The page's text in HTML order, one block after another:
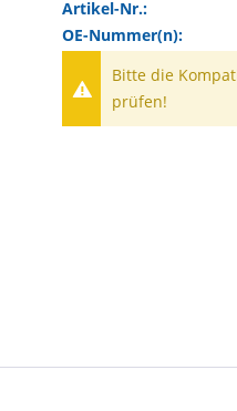
Artikel-Nr.:
OE-Nummer(n):
Bitte die
prüfen!